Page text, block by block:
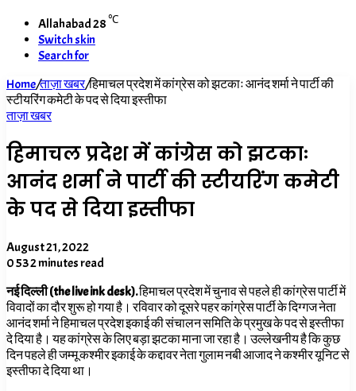
Allahabad28℃
Switch skin
Search for
Home/ताज़ा खबर/हिमाचल प्रदेश में कांग्रेस को झटकाः आनंद शर्मा ने पार्टी की
स्टीयरिंग कमेटी के पद से दिया इस्तीफा
ताज़ा खबर
हिमाचल प्रदेश में कांग्रेस को झटकाः
आनंद शर्मा ने पार्टी की स्टीयरिंग कमेटी
के पद से दिया इस्तीफा
August 21, 2022
0532 minutes read
नई दिल्ली (the live ink desk).हिमाचल प्रदेश में चुनाव से पहले ही कांग्रेस पार्टी में
विवादों का दौर शुरू हो गया है। रविवार को दूसरे पहर कांग्रेस पार्टी के दिग्गज नेता
आनंद शर्मा ने हिमाचल प्रदेश इकाई की संचालन समिति के प्रमुख के पद से इस्तीफा
दे दिया है। यह कांग्रेस के लिए बड़ा झटका माना जा रहा है। उल्लेखनीय है कि कुछ
दिन पहले ही जम्मू कश्मीर इकाई के कद्दावर नेता गुलाम नबी आजाद ने कश्मीर यूनिट से
इस्तीफा दे दिया था।